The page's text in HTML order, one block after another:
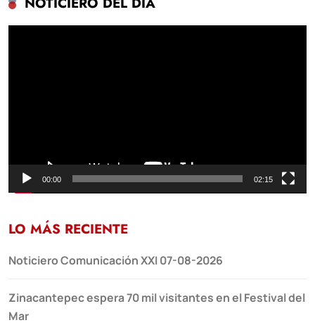
00:00 02:15
LO MÁS RECIENTE
Noticiero Comunicación XXI 07-08-2026
Zinacantepec espera 70 mil visitantes en el Festival del
Mar